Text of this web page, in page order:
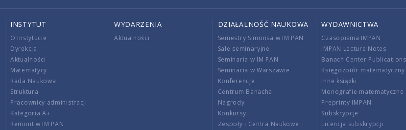
INSTYTUT
O Instytucie
Dyrekcja
Aktualności
Matematycy
Rada Naukowa
Struktura
Pracownicy administracji
Kategoria A+
Remont w IM PAN
WYDARZENIA
Aktualności
DZIAŁALNOŚĆ NAUKOWA
Semestry Simonsa w IM PAN
Sale seminaryjne
Seminaria w IM PAN
Seminaria w Warszawie
Konferencje
Centrum Banacha
Nagrody
Konkursy
Zespoły i Centra Naukowe
WYDAWNICTWA
Czasopisma IMPAN
IMPAN Lecture Notes
Banach Center Publications
Księgozbiór matematyczny
Inne książki
Monografie matematyczne
Preprinty IMPAN
Subskrypcje
Licencja subskrypcji